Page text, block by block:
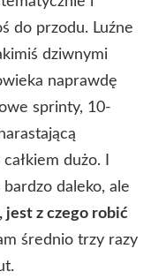
do przodu. Luźne
dziwnymi
naprawdę
sprinty, 10-
dużo. I
daleko, ale
jest z czego robić
średnio trzy razy